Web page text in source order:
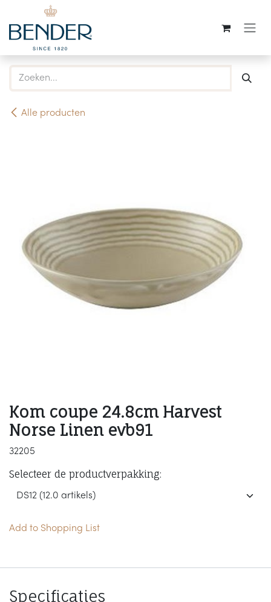
Overslaan naar inhoud
Alle producten
Kom coupe 24.8cm Harvest
Norse Linen evb91
32205
Selecteer de productverpakking:
Add to Shopping List
Specificaties